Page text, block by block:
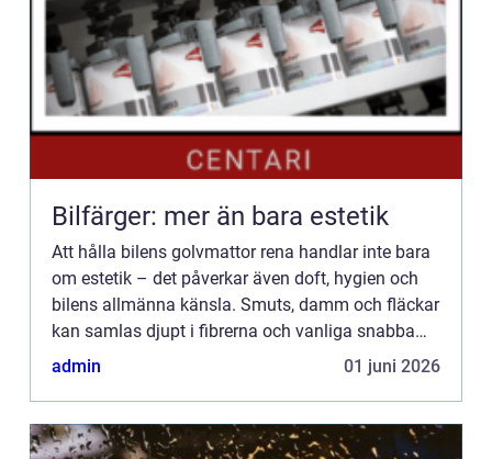
Bilfärger: mer än bara estetik
Att hålla bilens golvmattor rena handlar inte bara
om estetik – det påverkar även doft, hygien och
bilens allmänna känsla. Smuts, damm och fläckar
kan samlas djupt i fibrerna och vanliga snabba
dammsugningar r&au...
admin 01 juni 2026